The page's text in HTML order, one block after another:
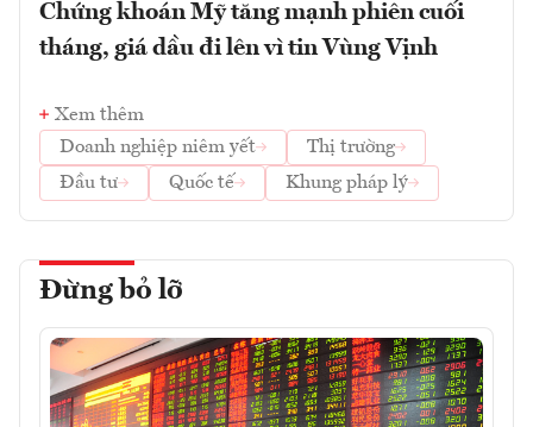
Chứng khoán Mỹ tăng mạnh phiên cuối
tháng, giá dầu đi lên vì tin Vùng Vịnh
Xem thêm
Doanh nghiệp niêm yết
Thị trường
Đầu tư
Quốc tế Khung pháp lý
Đừng bỏ lỡ